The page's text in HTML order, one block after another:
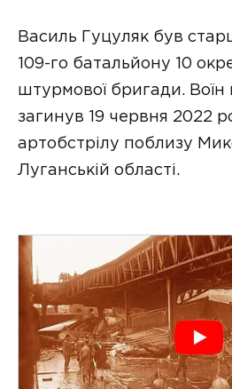
Василь Гуцуляк був
109-го батальйону 10
штурмової бригади. Воїн
загинув 19 червня 2022
артобстрілу поблизу
Луганській області.